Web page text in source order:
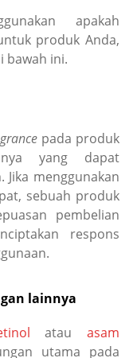
apakah
produk Anda,
bawah ini.
pada produk
yang dapat
menggunakan
sebuah produk
pembelian
respons
lainnya
atau asam
utama pada